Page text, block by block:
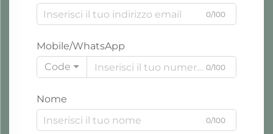
0/100
Mobile/WhatsApp
Code
0/100
Nome
0/100